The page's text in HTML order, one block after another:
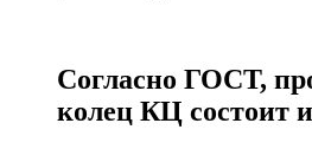
Согласно ГОСТ,
колец КЦ состоит